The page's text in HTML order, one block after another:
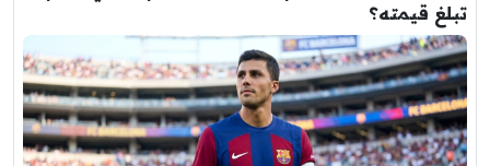
تبلغ قيمته؟